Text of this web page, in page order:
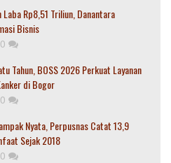
Laba Rp8,51 Triliun, Danantara
Bisnis
0
Tahun, BOSS 2026 Perkuat Layanan
di Bogor
0
Nyata, Perpusnas Catat 13,9
Sejak 2018
0